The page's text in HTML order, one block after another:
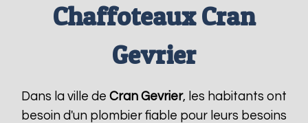
Chaffoteaux Cran
Gevrier
Dans la ville de Cran Gevrier, les habitants ont
besoin d'un plombier fiable pour leurs besoins